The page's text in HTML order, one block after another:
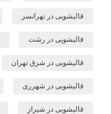
قالیشویی در تهرانسر
قالیشویی در رشت
قالیشویی در شرق تهران
قالیشویی در شهرری
قالیشویی در شیراز